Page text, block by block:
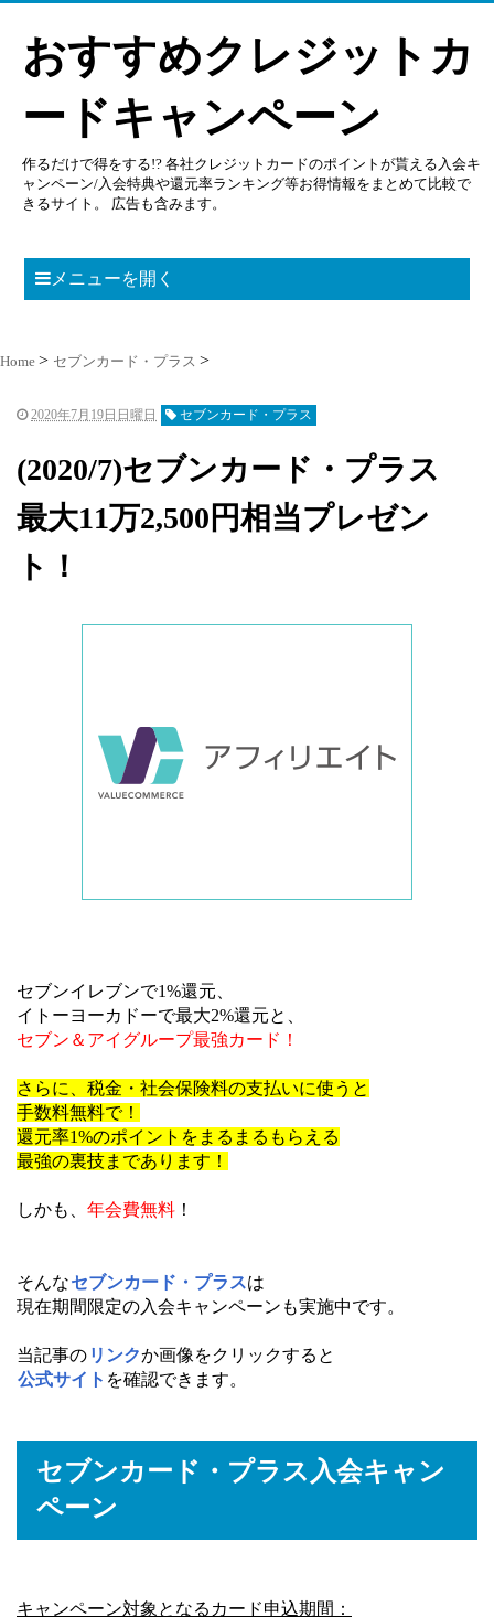
おすすめクレジットカ
ードキャンペーン
作るだけで得をする!? 各社クレジットカードのポイントが貰える入会キ
ャンペーン/入会特典や還元率ランキング等お得情報をまとめて比較で
きるサイト。 広告も含みます。
メニューを開く
Home セブンカード・プラス
2020年7月19日日曜日 セブンカード・プラス
(2020/7)セブンカード・プラス
最大11万2,500円相当プレゼン
ト！
セブンイレブンで1%還元、
イトーヨーカドーで最大2%還元と、
セブン＆アイグループ最強カード！
さらに、税金・社会保険料の支払いに使うと
手数料無料で！
還元率1%のポイントをまるまるもらえる
最強の裏技まであります！
しかも、 年会費無料 ！
そんなセブンカード・プラスは
現在期間限定の入会キャンペーンも実施中です。
当記事の リンクか画像をクリックすると
公式サイト を確認できます。
セブンカード・プラス入会キャン
ペーン
キャンペーン対象となるカード申込期間：